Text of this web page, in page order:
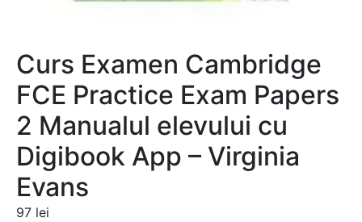
Curs Examen Cambridge
FCE Practice Exam Papers
2 Manualul elevului cu
Digibook App – Virginia
Evans
97 lei